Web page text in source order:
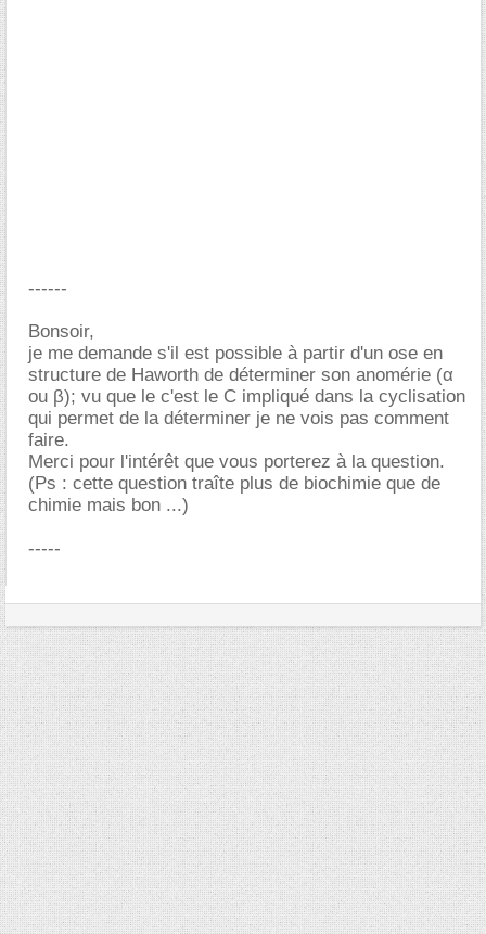
------
Bonsoir,
je me demande s'il est possible à partir d'un ose en
structure de Haworth de déterminer son anomérie (α
ou β); vu que le c'est le C impliqué dans la cyclisation
qui permet de la déterminer je ne vois pas comment
faire.
Merci pour l'intérêt que vous porterez à la question.
(Ps : cette question traîte plus de biochimie que de
chimie mais bon ...)
-----